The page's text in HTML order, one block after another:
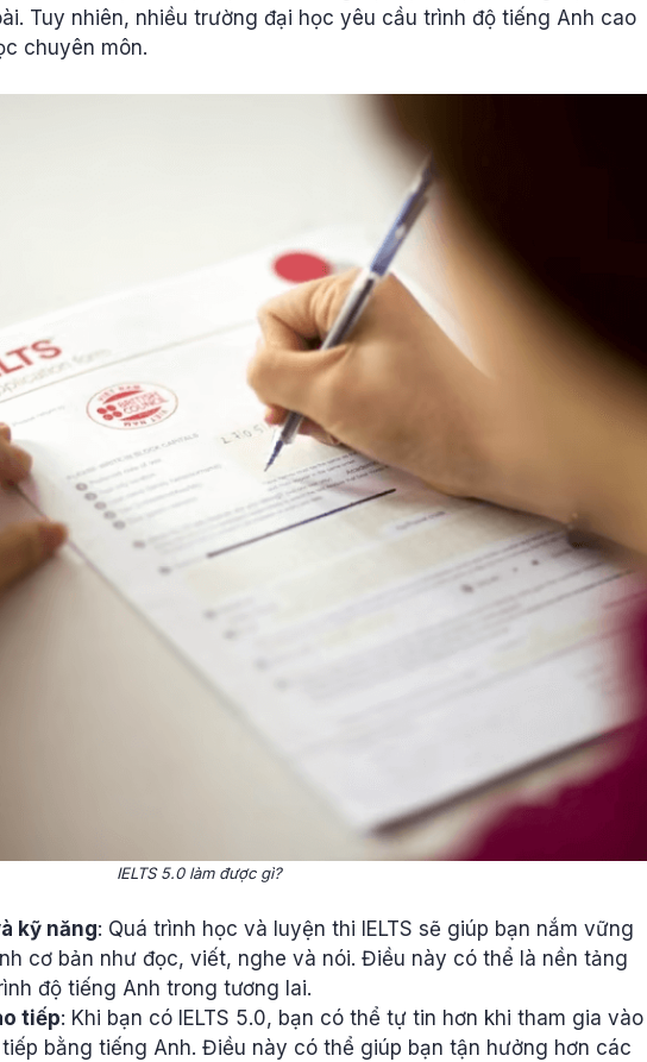
Tuy nhiên, nhiều trường đại học yêu cầu trình độ tiếng Anh cao
chuyên môn.
IELTS 5.0 làm được gì?
kỹ năng: Quá trình học và luyện thi IELTS sẽ giúp bạn nắm vững
cơ bản như đọc, viết, nghe và nói. Điều này có thể là nền tảng
độ tiếng Anh trong tương lai.
tiếp: Khi bạn có IELTS 5.0, bạn có thể tự tin hơn khi tham gia vào
bằng tiếng Anh. Điều này có thể giúp bạn tận hưởng hơn các